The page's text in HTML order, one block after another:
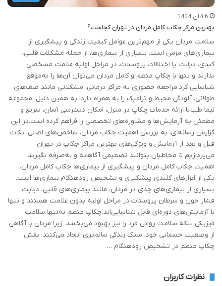
6 آبان 1404
بهترین مرکز چکاپ کامل مردان در تهران کجاست؟
سلامت مردان یکی از مهم‌ترین عوامل کیفیت زندگی و پیشگیری از
بیماری‌های مزمن است. بسیاری از بیماری‌ها، از جمله مشکلات قلبی،
کبدی، دیابت یا اختلالات پروستات، در مراحل اولیه علامت مشخصی
ندارند و تنها با چکاپ منظم و کامل مردان می‌توان آن‌ها را به‌موقع
شناسایی کرد.مراجعه حضوری به مراکز درمانی، مشکلاتی مانند صف‌های
طولانی، آلودگی محیط و ترافیک را به همراه دارد. به همین دلیل، مجموعه
لیما طب با ارائه خدمات چکاپ در منزل، امکان دسترسی آسان، سریع و
مطمئن به آزمایش‌ها و مشاوره‌های تخصصی را فراهم کرده است.در این
گزارش رسانه‌ای، به بررسی اهمیت چکاپ مردان، شاخص‌های اصلی، نکات
قبل و بعد از آزمایش و ویژگی‌های بهترین مراکز چکاپ در تهران
می‌پردازیم تا مخاطبان بتوانند تصمیمی آگاهانه و به‌صرفه بگیرند.
اهمیت چکاپ کامل مردان و پیشگیری از بیماری‌ها چکاپ کامل مردان،
یکی از ابزارهای کلیدی پیشگیری و تشخیص زودهنگام بیماری‌ها است.
بسیاری از بیماری‌های جدی در مردان، مانند بیماری‌های قلبی، دیابت،
فشار خون و سرطان پروستات در مراحل اولیه بدون علامت هستند و تنها
با آزمایش‌های دوره‌ای قابل شناسایی‌اند.چکاپ منظم نه‌تنها سلامت
فیزیکی بلکه سلامت روانی فرد را نیز بهبود می‌بخشد، زیرا مردان با آگاهی
از وضعیت جسمانی خود، سبک زندگی سالم‌تری اتخاذ می‌کنند. نقش
چکاپ منظم در تشخیص زودهنگام …
نظرات کاربران